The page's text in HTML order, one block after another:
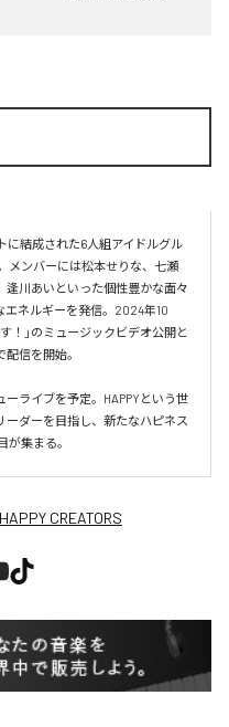
に結成された6人組アイドルグル
。メンバーには松本せりな、七瀬
逢川あいといった個性豊かな面々
エネルギーを発信。2024年10
！」のミュージックビデオ公開と
信を開始。
ーライブを予定。HAPPYという世
ーダーを目指し、新たなハピネス
が集まる。
HAPPY CREATORS